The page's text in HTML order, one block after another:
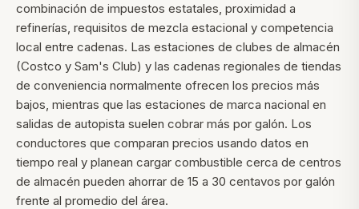
combinación de impuestos estatales, proximidad a
refinerías, requisitos de mezcla estacional y competencia
local entre cadenas. Las estaciones de clubes de almacén
(Costco y Sam's Club) y las cadenas regionales de tiendas
de conveniencia normalmente ofrecen los precios más
bajos, mientras que las estaciones de marca nacional en
salidas de autopista suelen cobrar más por galón. Los
conductores que comparan precios usando datos en
tiempo real y planean cargar combustible cerca de centros
de almacén pueden ahorrar de 15 a 30 centavos por galón
frente al promedio del área.